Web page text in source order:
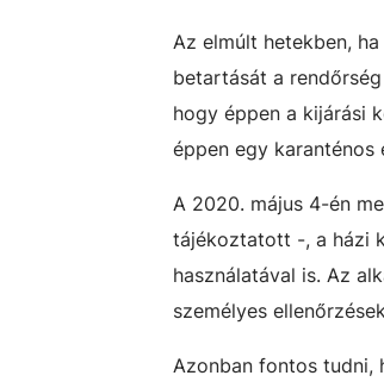
Az elmúlt hetekben,
betartását a
hogy éppen a kijárási
éppen egy karanténos
A 2020. május 4-én
tájékoztatott -, a házi
használatával is. Az
személyes
Azonban fontos tudni,